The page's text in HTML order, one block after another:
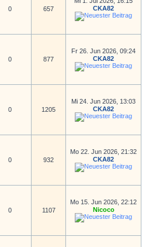
0 657
CKA82
0 877
Fr 26. Jun 2026, 09:24
CKA82
0 1205
Mi 24. Jun 2026, 13:03
CKA82
0 932
Mo 22. Jun 2026, 21:32
CKA82
0 1107
Mo 15. Jun 2026, 22:12
Nicoco